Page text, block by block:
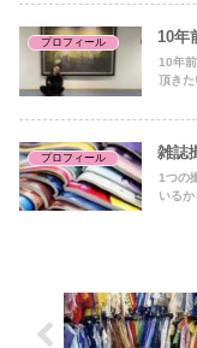
プロフィール 10年
10年
頂きた
プロフィール 雑誌
1つの
いるか